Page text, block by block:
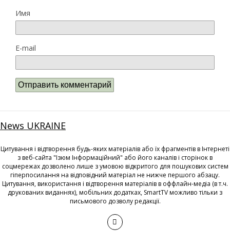
Имя
E-mail
News UKRAINE
Цитування і відтворення будь-яких матеріалів або їх фрагментів в Інтернеті
з веб-сайта "Ізюм Інформаційний" або його каналів і сторінок в
соцмережах дозволено лише з умовою відкритого для пошукових систем
гіперпосилання на відповідний матеріал не нижче першого абзацу.
Цитування, використання і відтворення матеріалів в оффлайн-медіа (в т.ч.
друкованих виданнях), мобільних додатках, SmartTV можливо тільки з
письмового дозволу редакції.